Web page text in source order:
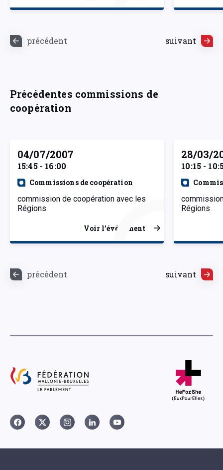
précédent suivant
Précédentes commissions de
coopération
04/07/2007
15:45 - 16:00
Commissions de coopération
commission de coopération avec les
Régions
Voir l’événement
28/03/
10:15 -
Régions
précédent suivant